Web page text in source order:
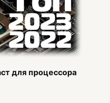
для процессора